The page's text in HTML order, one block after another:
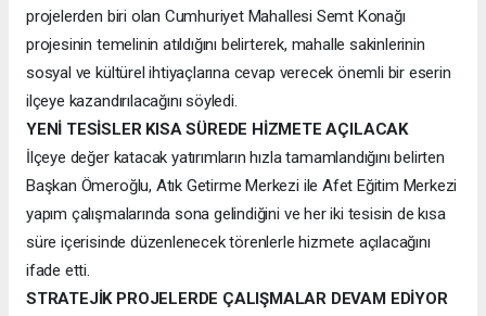
projelerden biri olan Cumhuriyet Mahallesi Semt Konağı
projesinin temelinin atıldığını belirterek, mahalle sakinlerinin
sosyal ve kültürel ihtiyaçlarına cevap verecek önemli bir eserin
ilçeye kazandırılacağını söyledi.
YENİ TESİSLER KISA SÜREDE HİZMETE AÇILACAK
İlçeye değer katacak yatırımların hızla tamamlandığını belirten
Başkan Ömeroğlu, Atık Getirme Merkezi ile Afet Eğitim Merkezi
yapım çalışmalarında sona gelindiğini ve her iki tesisin de kısa
süre içerisinde düzenlenecek törenlerle hizmete açılacağını
ifade etti.
STRATEJİK PROJELERDE ÇALIŞMALAR DEVAM EDİYOR